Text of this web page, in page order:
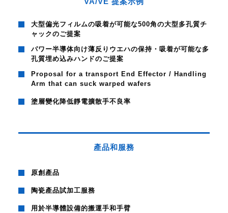
VA/VE 提案示例
大型偏光フィルムの吸着が可能な500角の大型多孔質チ
ャックのご提案
パワー半導体向け薄反りウエハの保持・吸着が可能な多
孔質埋め込みハンドのご提案
Proposal for a transport End Effector / Handling
Arm that can suck warped wafers
塗層變化降低靜電擴散手不良率
產品和服務
原創產品
陶瓷產品試加工服務
用於半導體設備的搬運手和手臂